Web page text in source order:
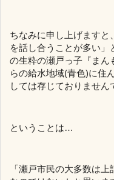
ちなみに申し上げますと
を話し合うことが多い」
の生粋の瀬戸っ子『まん
らの給水地域(青色)に住
しては存じておりません
ということは…
「瀬戸市民の大多数は